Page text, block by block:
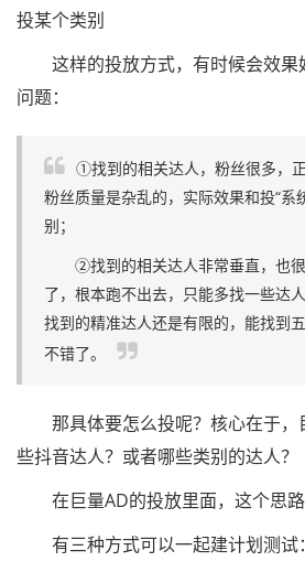
投某个类别
这样的投放方式，有时候会效果
问题：
①找到的相关达人，粉丝很多，
粉丝质量是杂乱的，实际效果和投“系
别；
②找到的相关达人非常垂直，也很
了，根本跑不出去，只能多找一些达
找到的精准达人还是有限的，能找到
不错了。
那具体要怎么投呢？核心在于，
些抖音达人？或者哪些类别的达人？
在巨量AD的投放里面，这个思路
有三种方式可以一起建计划测试：